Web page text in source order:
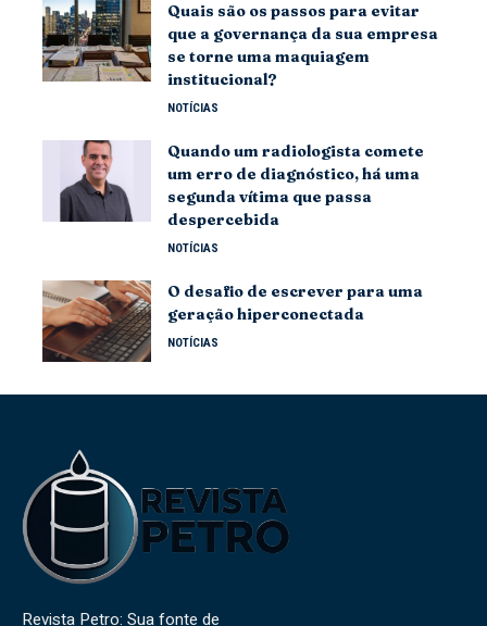
Quais são os passos para evitar
que a governança da sua empresa
se torne uma maquiagem
institucional?
NOTÍCIAS
Quando um radiologista comete
um erro de diagnóstico, há uma
segunda vítima que passa
despercebida
NOTÍCIAS
O desafio de escrever para uma
geração hiperconectada
NOTÍCIAS
Revista Petro: Sua fonte de